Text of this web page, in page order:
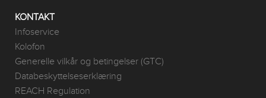
KONTAKT
Infoservice
Kolofon
Generelle vilkår og betingelser (GTC)
Databeskyttelseserklæring
REACH Regulation